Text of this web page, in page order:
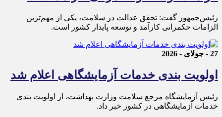
رئیس‌جمهور گفت: تحقق عدالت در سلامت، یکی از مهم‌ترین
الزامات حکمرانی کارآمد و توسعه پایدار کشور است.
27 - جولای - 2026
اولویت بندی خدمات آزمایشگاهی اعلام شد
رئیس آزمایشگاه مرجع سلامت وزارت بهداشت، از اولویت بندی
خدمات آزمایشگاهی در کشور خبر داد.